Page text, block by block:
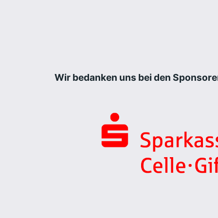
Wir bedanken uns bei den